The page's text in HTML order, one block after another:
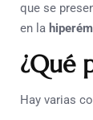
que se
en la
¿Qué
Hay varias